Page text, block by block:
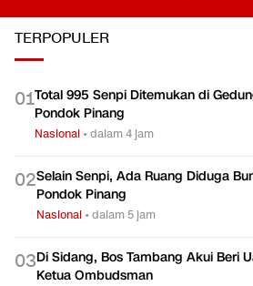
TERPOPULER
01Total 995 Senpi Ditemukan di
Pondok Pinang
Nasional •dalam 4 jam
02Selain Senpi, Ada Ruang Diduga
Pondok Pinang
Nasional •dalam 5 jam
03Di Sidang, Bos Tambang Akui Beri
Ketua Ombudsman